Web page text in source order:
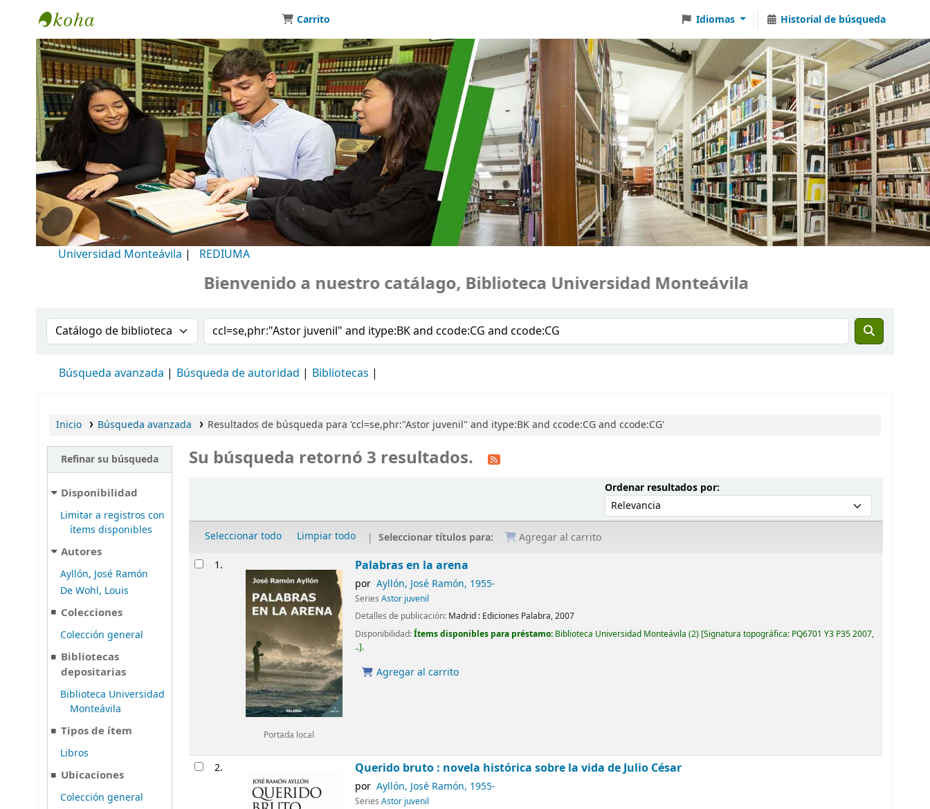
Biblioteca Universidad Monteávila
Carrito Idiomas Historial de búsqueda
Universidad Monteávila | REDIUMA
Bienvenido a nuestro catálago, Biblioteca Universidad Monteávila
Buscar en el catálogo por:Buscar en el catálogo
Búsqueda avanzada Búsqueda de autoridad Bibliotecas
Inicio Búsqueda avanzada Resultados de búsqueda para 'ccl=se,phr:"Astor juvenil" and itype:BK and ccode:CG and ccode:CG'
Refinar su búsqueda
Disponibilidad
Limitar a registros con
ítems disponibles
Autores
Ayllón, José Ramón
De Wohl, Louis
Colecciones
Colección general
Bibliotecas
depositarias
Biblioteca Universidad
Monteávila
Tipos de ítem
Libros
Ubicaciones
Colección general
Su búsqueda retornó 3 resultados.
Ordenar resultados por:Ordenar por:
Seleccionar todo Limpiar todo Seleccionar títulos para: Agregar al carrito
Resultados
1.
Portada local
Palabras en la arena
por Ayllón, José Ramón, 1955-
SeriesAstor juvenil
Detalles de publicación: Madrid : Ediciones Palabra,2007
Disponibilidad:Ítems disponibles para préstamo: Biblioteca Universidad Monteávila (2) Signatura topográfica: PQ6701 Y3 P35 2007,
.. .
Agregar al carrito
2. Querido bruto : novela histórica sobre la vida de Julio César
por Ayllón, José Ramón, 1955-
SeriesAstor juvenil